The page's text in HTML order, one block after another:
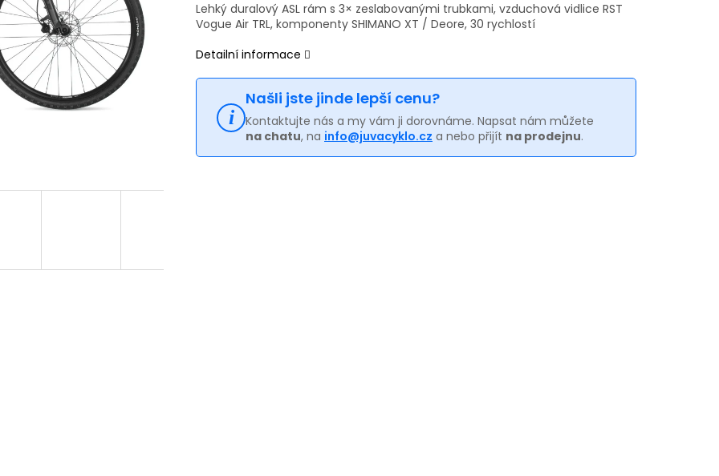
Lehký duralový ASL rám s 3× zeslabovanými trubkami, vzduchová vidlice RST
Vogue Air TRL, komponenty SHIMANO XT / Deore, 30 rychlostí
Detailní informace
Našli jste jinde lepší cenu?
Kontaktujte nás a my vám ji dorovnáme. Napsat nám můžete
na chatu, na info@juvacyklo.cz a nebo přijít na prodejnu.